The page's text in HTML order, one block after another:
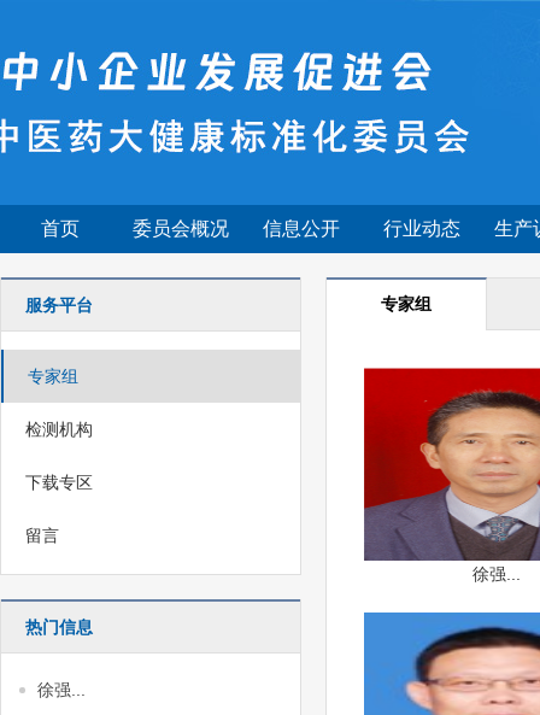
首页 委员会概况 信息公开 行业动态 生产
专家组
徐强...
服务平台
专家组
检测机构
下载专区
留言
热门信息
徐强...